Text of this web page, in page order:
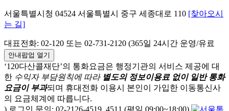
서울특별시청 04524 서울특별시 중구 세종대로 110 [찾아오시
는 길]
대표전화: 02-120 또는 02-731-2120 (365일 24시간 운영/유료
안내팝업 열기
‘120다산콜재단’의 통화요금은 행정기관의 서비스 제공에 대
한 수익자 부담원칙에 따라 별도의 정보이용료 없이 일반 통화
요금이 부과되며 휴대전화 이용시 본인이 가입한 이동통신사
의 요금체계에 따릅니다.
) 로그인 문의: 02-2126-4519, 4511 (평일 09:00~18:00)